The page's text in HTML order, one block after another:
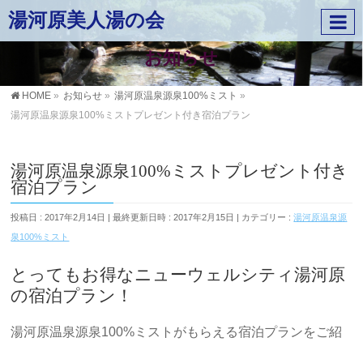
湯河原美人湯の会
お知らせ
HOME » お知らせ » 湯河原温泉源泉100%ミスト »
湯河原温泉源泉100%ミストプレゼント付き宿泊プラン
湯河原温泉源泉100%ミストプレゼント付き
宿泊プラン
投稿日 : 2017年2月14日 最終更新日時 : 2017年2月15日 カテゴリー :湯河原温泉源
泉100%ミスト
とってもお得なニューウェルシティ湯河原
の宿泊プラン！
湯河原温泉源泉100%ミストがもらえる宿泊プランをご紹